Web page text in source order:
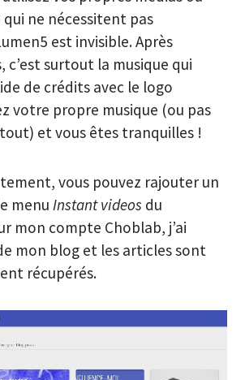
qui ne nécessitent pas
est invisible. Après
surtout la musique qui
de crédits avec le logo
votre propre musique (ou pas
et vous êtes tranquilles !
vous pouvez rajouter un
menu Instant videos du
mon compte Choblab, j’ai
mon blog et les articles sont
récupérés.